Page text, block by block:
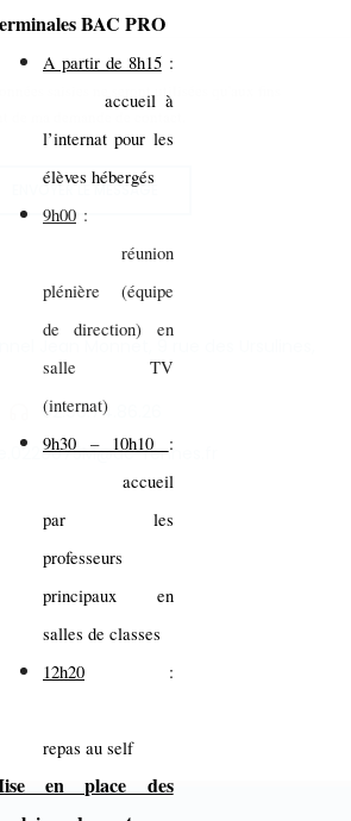
BAC PRO
A partir de 8h15:
accueil à
l’internat pour les
élèves hébergés
9h00 :
réunion
plénière (équipe
de direction) en
salle TV
(internat)
9h30 – 10h10 :
accueil
par les
professeurs
principaux en
salles de classes
12h20 :
repas au self
en place des
saisies ne seront utilisées qu'aux fins
ENVOYER LE MESSAGE
Jean Monnet, 9 rue des Ursulines,
02.96.74.86.26
rennes.fr